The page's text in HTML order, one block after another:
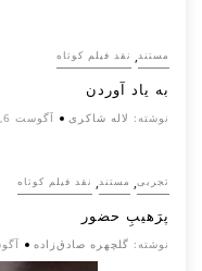
مستند, نقد فیلم کوتاه
به یاد آوردن
نوشته: لاله شاکری آگوست 6, 2025
تجربی, مستند, نقد فیلم کوتاه
پرَهیب‌ِ حضور
نوشته: گلچهره صادق‌زاده